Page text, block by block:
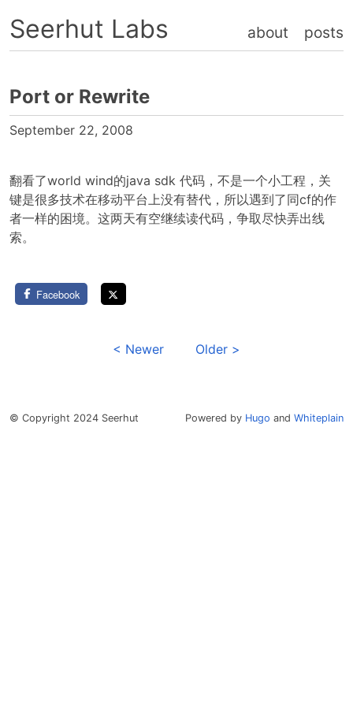
Seerhut Labs about posts
Port or Rewrite
September 22, 2008
翻看了world wind的java sdk 代码，不是一个小工程，关
键是很多技术在移动平台上没有替代，所以遇到了同cf的作
者一样的困境。这两天有空继续读代码，争取尽快弄出线
索。
Facebook
< Newer Older >
© Copyright 2024 Seerhut Powered by Hugo and Whiteplain